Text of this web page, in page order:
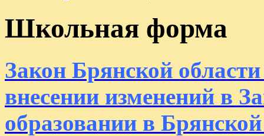
Школьная форма
Закон Брянской
внесении изменений в
образовании в